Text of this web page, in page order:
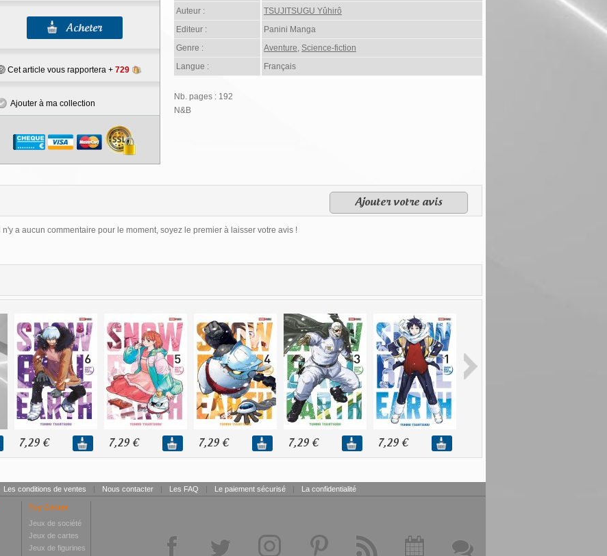
Cet article vous rapportera + 729
Ajouter à ma collection
Auteur :
TSUJITSUGU Yûhirô
Editeur :
Panini Manga
Genre :
Aventure, Science-fiction
Langue :
Français
Nb. pages : 192
N&B
Ajouter votre avis
Il n'y a aucun commentaire pour le moment, soyez le premier à laisser votre avis !
7,29 € 7,29 € 7,29 € 7,29 € 7,29 €
Les conditions de ventes | Nous contacter | Les FAQ | Le paiement sécurisé | La confidentialité
Toy Center
Jeux de société
Jeux de cartes
Jeux de figurines